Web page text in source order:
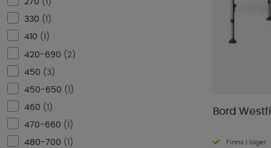
800 (4
864( 2
900(2)
1000 (3)
1200(3)
270 ( )
330 ( )
410 ( )
420-690 ( 2 )
450 ( 3 )
450-650 ( )
460 ( )
470-660 ( )
480-700 ( )
Bord
Finns i lager